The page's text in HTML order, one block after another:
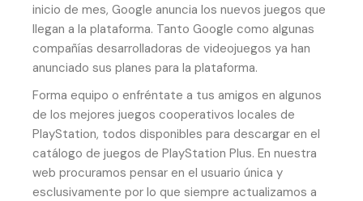
inicio de mes, Google anuncia los nuevos juegos que
llegan a la plataforma. Tanto Google como algunas
compañías desarrolladoras de videojuegos ya han
anunciado sus planes para la plataforma.
Forma equipo o enfréntate a tus amigos en algunos
de los mejores juegos cooperativos locales de
PlayStation, todos disponibles para descargar en el
catálogo de juegos de PlayStation Plus. En nuestra
web procuramos pensar en el usuario única y
esclusivamente por lo que siempre actualizamos a